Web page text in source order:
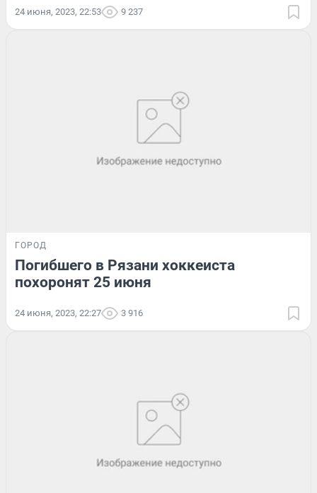
24 июня, 2023, 22:53 9 237
ГОРОД
Погибшего в Рязани хоккеиста
похоронят 25 июня
24 июня, 2023, 22:27 3 916